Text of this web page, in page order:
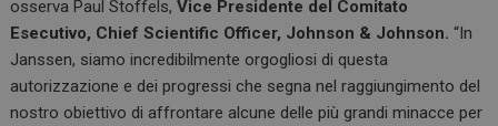
osserva Paul Stoffels,Vice Presidente del Comitato
Esecutivo, Chief Scientific Officer, Johnson & Johnson. “In
Janssen, siamo incredibilmente orgogliosi di questa
autorizzazione e dei progressi che segna nel raggiungimento del
nostro obiettivo di affrontare alcune delle più grandi minacce per